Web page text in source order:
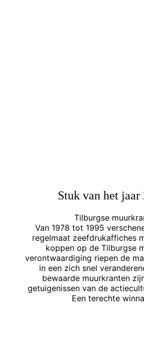
Stuk van het jaar
Tilburgse
Van 1978 tot 1995
regelmaat zeefdrukaffiches
koppen op de Tilburgse
verontwaardiging riepen de
in een zich snel
bewaarde muurkranten
getuigenissen van de
Een terechte